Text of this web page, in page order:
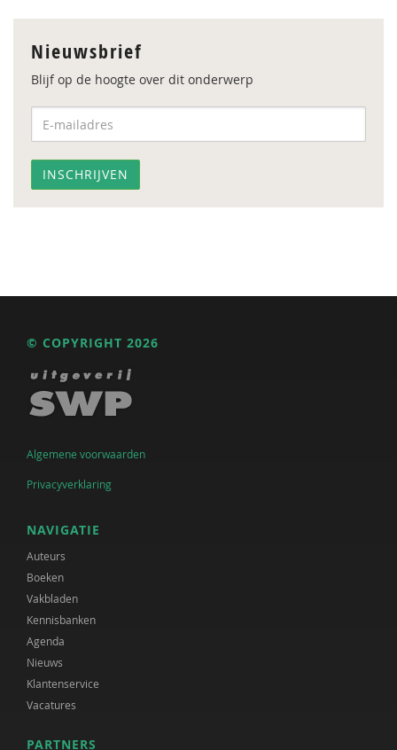
Nieuwsbrief
Blijf op de hoogte over dit onderwerp
© COPYRIGHT 2026
Algemene voorwaarden
Privacyverklaring
NAVIGATIE
Auteurs
Boeken
Vakbladen
Kennisbanken
Agenda
Nieuws
Klantenservice
Vacatures
PARTNERS